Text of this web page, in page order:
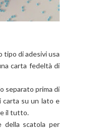
tipo di adesivi usa
carta fedeltà di
separato prima di
carta su un lato e
il tutto.
della scatola per